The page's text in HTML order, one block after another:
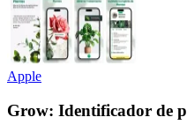
Apple
Grow: Identificador de